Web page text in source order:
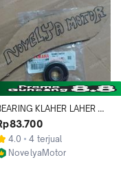
KLAHER LAHER
DEPAN R25 MT25
ARM NOUVO Z (1P) 93306-
4.0
4 terjual
NovelyaMotor